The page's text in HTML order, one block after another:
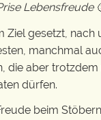
Lebensfreude
Ziel gesetzt, nach
manchmal
die aber trotzdem
dürfen.
beim